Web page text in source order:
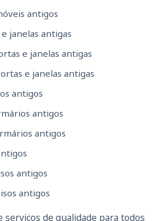
antigos
janelas antigas
e janelas antigas
e janelas antigas
antigos
antigos
antigos
antigos
antigos
serviços de qualidade para todos